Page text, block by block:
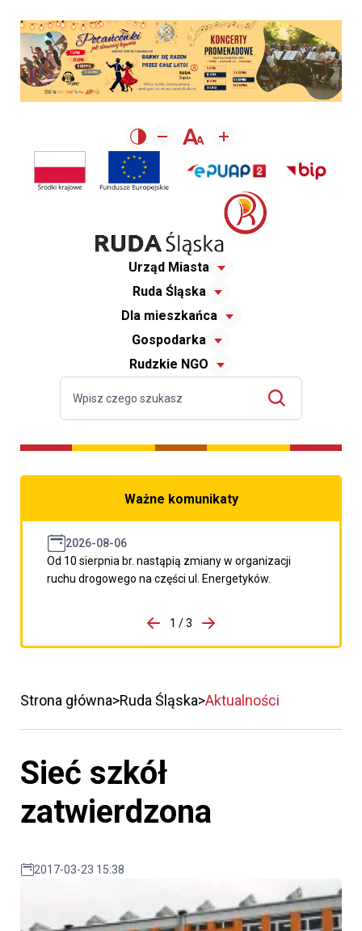
Urząd Miasta
Ruda Śląska
Dla mieszkańca
Gospodarka
Rudzkie NGO
Ważne komunikaty
2026-08-06
Od 10 sierpnia br. nastąpią zmiany w organizacji
ruchu drogowego na części ul. Energetyków.
porzpedniego komunikatu
1 / 3
Przejdź do następnego
Strona główna Ruda Śląska Aktualności
Sieć szkół
zatwierdzona
2017-03-23 15:38